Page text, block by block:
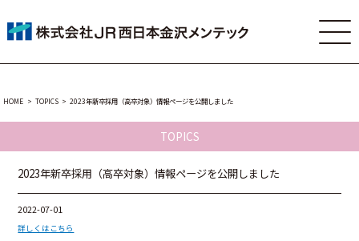
HOME TOPICS 2023年新卒採用（高卒対象）情報ページを公開しました
TOPICS
2023年新卒採用（高卒対象）情報ページを公開しました
2022-07-01
詳しくはこちら